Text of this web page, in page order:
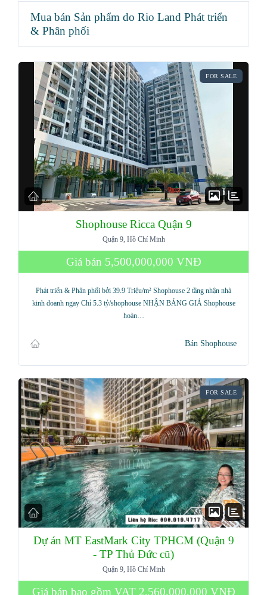
Mua bán Sản phẩm do Rio Land Phát triển
& Phân phối
FOR SALE
Shophouse Ricca Quận 9
Quận 9, Hồ Chí Minh
Giá bán 5,500,000,000 VNĐ
Phát triển & Phân phối bởi 39.9 Triệu/m² Shophouse 2 tầng nhận nhà
kinh doanh ngay Chỉ 5.3 tỷ/shophouse NHẬN BẢNG GIÁ Shophouse
hoàn…
Bán Shophouse
FOR SALE
Dự án MT EastMark City TPHCM (Quận 9
- TP Thủ Đức cũ)
Quận 9, Hồ Chí Minh
Giá bán bao gồm VAT 2,560,000,000 VNĐ